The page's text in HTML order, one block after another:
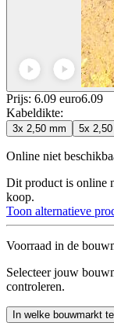
Prijs: 6.09 euro6.09
Kabeldikte:
3x 2,50 mm 5x
Online niet
Dit product is online
koop.
Toon alternatieve
Voorraad in de
Selecteer jouw
controleren.
In welke bouwmarkt